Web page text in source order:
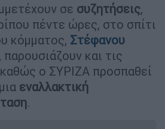
σε συζητήσεις,
πέντε ώρες, στο σπίτι
κόμματος, Στέφανου
παρουσιάζουν και τις
ο ΣΥΡΙΖΑ προσπαθεί
εναλλακτική
.